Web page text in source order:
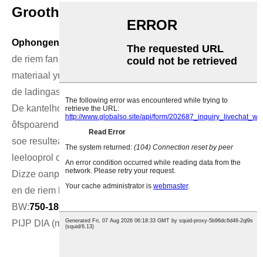
Groothandel & Oanpaste Grutte
Ophongen idle-rollers
hawwe in goede selsbalâns. As
de riem fan it spoar ôf rint, feroarsaket de ferdieling fan it
materiaal yn 'e operaasje deformaasje fan it leaderflak en
de ladingasymmetrie fan 'e syd-leaders.
De kantelhoeke fan 'e omkearde roller oan 'e kant fan 'e
ôfspoarende riem is grutter as dy fan 'e oare sydrol, wat
soe resultearje yn 'e ôfbuiging fan 'e tuskenlizzende
leelooprol om de regeljende krêft te ferminderjen.
Dizze oanpassing sil de tsjinoerstelde druk produsearje
en de riem korrigearje.
BW:750-1800 (mm)
PIJP DIA (mm):127/152/178